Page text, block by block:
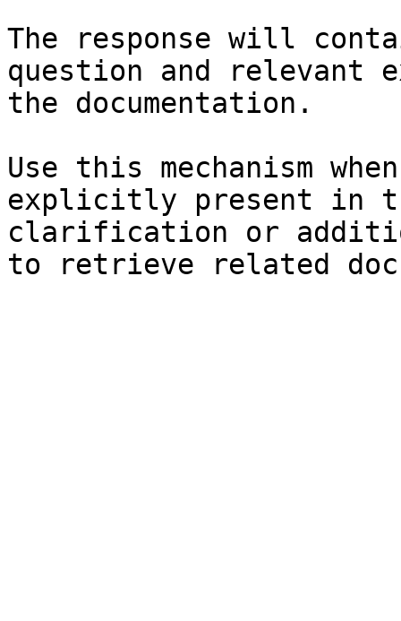
The response will
question and relevant
the documentation.
Use this mechanism
explicitly present in
clarification or